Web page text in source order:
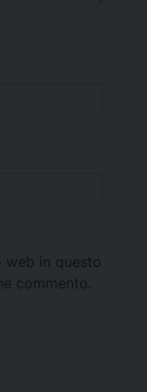
web in questo
commento.